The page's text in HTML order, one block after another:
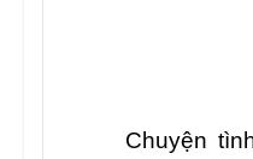
Chuyện